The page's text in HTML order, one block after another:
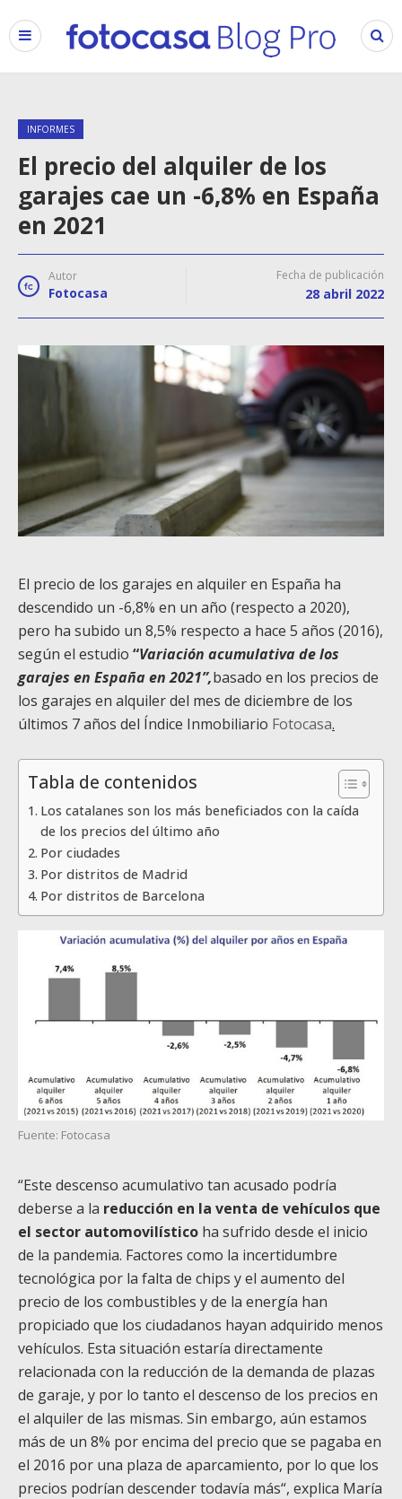
INFORMES
El precio del alquiler de los
garajes cae un -6,8% en España
en 2021
Autor
Fotocasa
Fecha de publicación
28 abril 2022
El precio de los garajes en alquiler en España ha
descendido un -6,8% en un año (respecto a 2020),
pero ha subido un 8,5% respecto a hace 5 años (2016),
según el estudio “Variación acumulativa de los
garajes en España en 2021”,basado en los precios de
los garajes en alquiler del mes de diciembre de los
últimos 7 años del Índice Inmobiliario Fotocasa.
Tabla de contenidos
Los catalanes son los más beneficiados con la caída
de los precios del último año
Por ciudades
Por distritos de Madrid
Por distritos de Barcelona
Fuente: Fotocasa
“Este descenso acumulativo tan acusado podría
deberse a la reducción en la venta de vehículos que
el sector automovilístico ha sufrido desde el inicio
de la pandemia. Factores como la incertidumbre
tecnológica por la falta de chips y el aumento del
precio de los combustibles y de la energía han
propiciado que los ciudadanos hayan adquirido menos
vehículos. Esta situación estaría directamente
relacionada con la reducción de la demanda de plazas
de garaje, y por lo tanto el descenso de los precios en
el alquiler de las mismas. Sin embargo, aún estamos
más de un 8% por encima del precio que se pagaba en
el 2016 por una plaza de aparcamiento, por lo que los
precios podrían descender todavía más“, explica María